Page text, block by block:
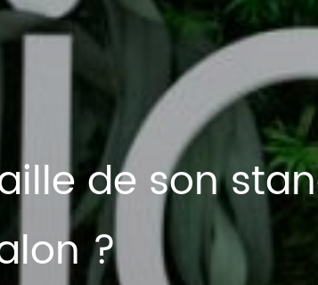
de son
?